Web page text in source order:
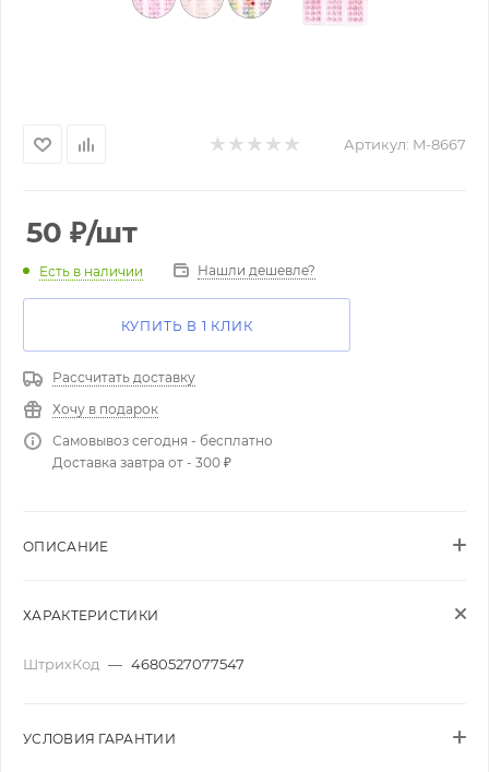
Артикул: M-8667
50 ₽/шт
Есть в наличии Нашли дешевле?
КУПИТЬ В 1 КЛИК
Рассчитать доставку
Хочу в подарок
Самовывоз сегодня - бесплатно
Доставка завтра от - 300 ₽
ОПИСАНИЕ
ХАРАКТЕРИСТИКИ
ШтрихКод — 4680527077547
УСЛОВИЯ ГАРАНТИИ